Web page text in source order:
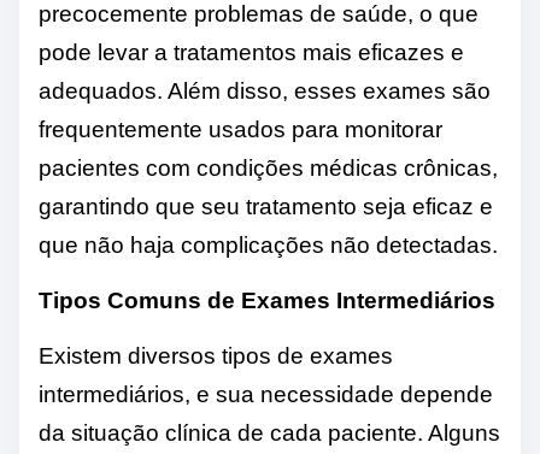
precocemente problemas de saúde, o que
pode levar a tratamentos mais eficazes e
adequados. Além disso, esses exames são
frequentemente usados ​​para monitorar
pacientes com condições médicas crônicas,
garantindo que seu tratamento seja eficaz e
que não haja complicações não detectadas.
Tipos Comuns de Exames Intermediários
Existem diversos tipos de exames
intermediários, e sua necessidade depende
da situação clínica de cada paciente. Alguns